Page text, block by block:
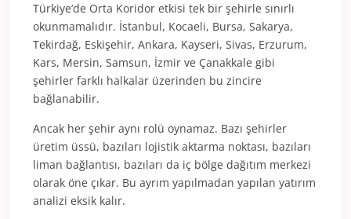
Türkiye’de Orta Koridor etkisi tek bir şehirle sınırlı
okunmamalıdır. İstanbul, Kocaeli, Bursa, Sakarya,
Tekirdağ, Eskişehir, Ankara, Kayseri, Sivas, Erzurum,
Kars, Mersin, Samsun, İzmir ve Çanakkale gibi
şehirler farklı halkalar üzerinden bu zincire
bağlanabilir.
Ancak her şehir aynı rolü oynamaz. Bazı şehirler
üretim üssü, bazıları lojistik aktarma noktası, bazıları
liman bağlantısı, bazıları da iç bölge dağıtım merkezi
olarak öne çıkar. Bu ayrım yapılmadan yapılan yatırım
analizi eksik kalır.